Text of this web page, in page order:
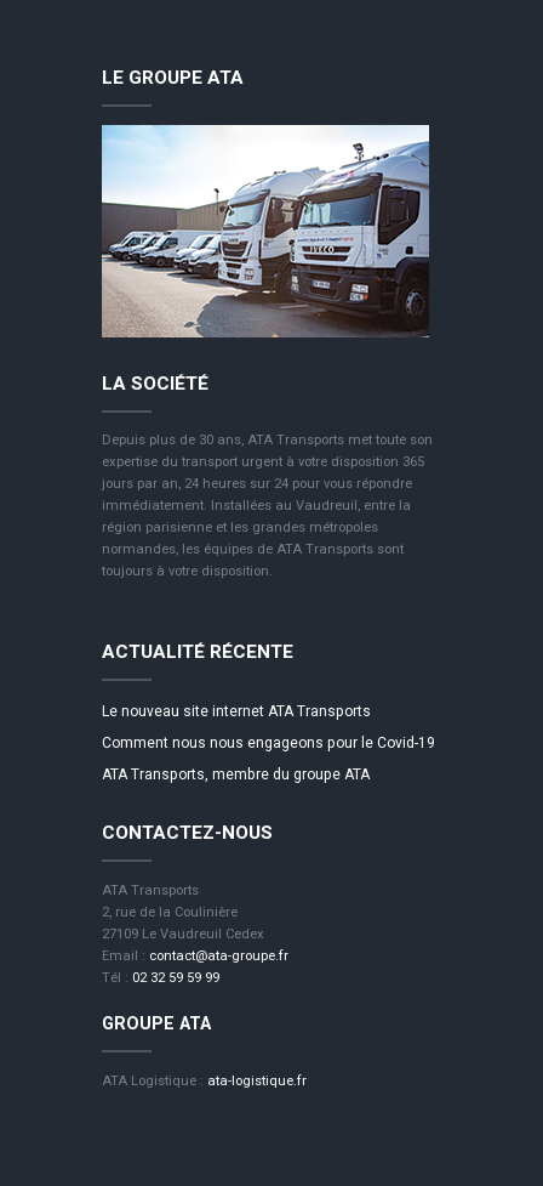
LE GROUPE ATA
LA SOCIÉTÉ
Depuis plus de 30 ans, ATA Transports met toute son
expertise du transport urgent à votre disposition 365
jours par an, 24 heures sur 24 pour vous répondre
immédiatement. Installées au Vaudreuil, entre la
région parisienne et les grandes métropoles
normandes, les équipes de ATA Transports sont
toujours à votre disposition.
ACTUALITÉ RÉCENTE
Le nouveau site internet ATA Transports
Comment nous nous engageons pour le Covid-19
ATA Transports, membre du groupe ATA
CONTACTEZ-NOUS
ATA Transports
2, rue de la Coulinière
27109 Le Vaudreuil Cedex
Email : contact@ata-groupe.fr
Tél : 02 32 59 59 99
GROUPE ATA
ATA Logistique : ata-logistique.fr